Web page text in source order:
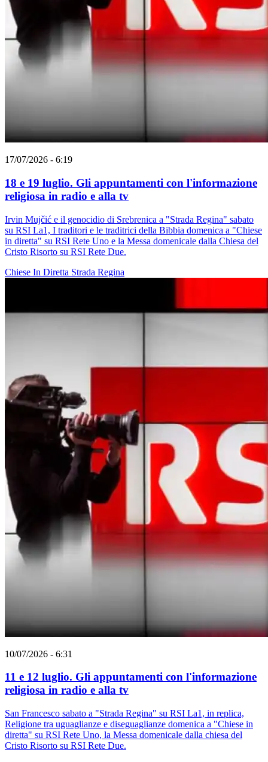
17/07/2026 - 6:19
18 e 19 luglio. Gli appuntamenti con l'informazione
religiosa in radio e alla tv
Irvin Mujčić e il genocidio di Srebrenica a "Strada Regina" sabato
su RSI La1, I traditori e le traditrici della Bibbia domenica a "Chiese
in diretta" su RSI Rete Uno e la Messa domenicale dalla Chiesa del
Cristo Risorto su RSI Rete Due.
Chiese In Diretta Strada Regina
10/07/2026 - 6:31
11 e 12 luglio. Gli appuntamenti con l'informazione
religiosa in radio e alla tv
San Francesco sabato a "Strada Regina" su RSI La1, in replica,
Religione tra uguaglianze e diseguaglianze domenica a "Chiese in
diretta" su RSI Rete Uno, la Messa domenicale dalla chiesa del
Cristo Risorto su RSI Rete Due.